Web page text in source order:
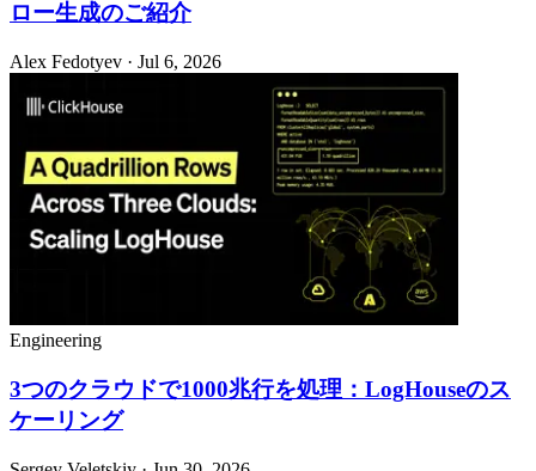
ロー生成のご紹介
Alex Fedotyev · Jul 6, 2026
Engineering
3つのクラウドで1000兆行を処理：LogHouseのス
ケーリング